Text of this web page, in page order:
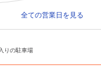
全ての営業日を見る
りの駐車場